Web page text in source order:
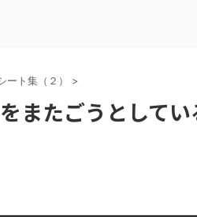
ト集（２） >
またごうとしてい